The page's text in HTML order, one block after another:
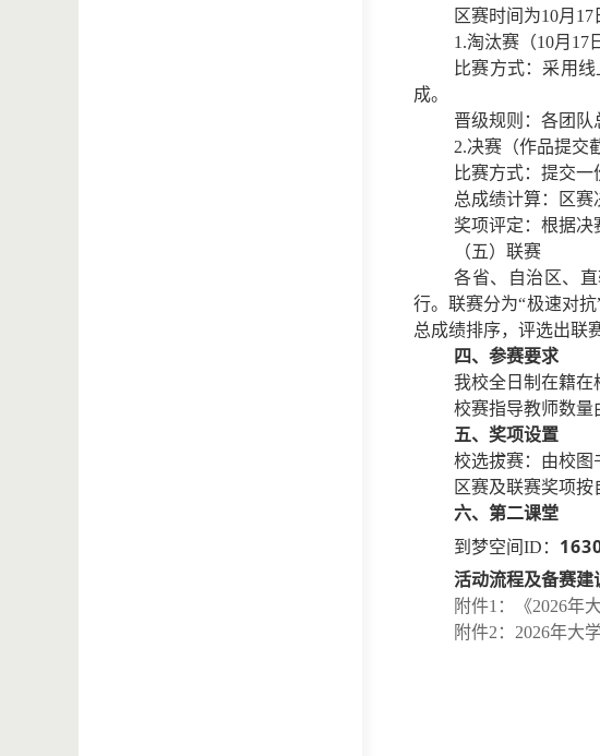
区赛时间为10月
1.淘汰赛（10月17
比赛方式：采用
成。
晋级规则：各团队
2.决赛（作品提交
比赛方式：提交
总成绩计算：区赛
奖项评定：根据决
（五）联赛
各省、自治区、
行。联赛分为“极速对
总成绩排序，评选出联
四、参赛要求
我校全日制在籍在
校赛指导教师数量
五、奖项设置
校选拔赛：由校图
区赛及联赛奖项按
六、第二课堂
到梦空间ID：
活动流程及备赛建
附件1：
《2026年
附件2：2026年大